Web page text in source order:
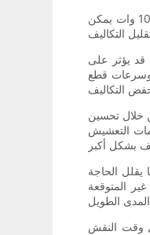
أصبح النقش بالليزر وسيلة شائعة بشكل متزايد لإنشاء تصميمات معقدة ووضع علامات على مجموعة متنوعة من المواد. ومع ذلك، فإن تكلفة تشغيل ماكينة نقش ألياف الليزر بقدرة 100 وات يمكن
مما قد يؤثر على
وسرعات قطع
خلال تحسين
التعشيش
يقلل الحاجة
المتوقعة
وقت النقش